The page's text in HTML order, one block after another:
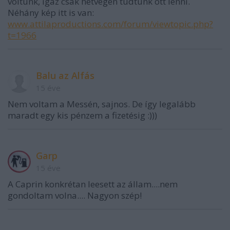
Néhány kép itt is van:
www.attilaproductions.com/forum/viewtopic.php?
t=1966
Balu az Alfás
Nem voltam a Messén, sajnos. De így legalább
maradt egy kis pénzem a fizetésig :)))
Garp
A Caprin konkrétan leesett az állam....nem
gondoltam volna.... Nagyon szép!